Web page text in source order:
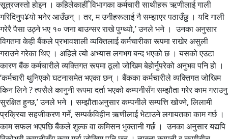
सूत्रजस्तो होइन । कहिलेकाहीँ विभागका कर्मचारी साथीहरू ऋणीलाई गाली
गरिदिनुप¥यो भनेर आउँछन् । तर, म उनीहरूलाई नै सम्झाएर पठाउँछु । यदि गाली
गरेरै पैसा उठ्ने भए १० जना बाउन्सर राखे पुग्थ्यो,’ उनले भने । उनका अनुसार
विगतमा केही बैंकले प्रभावशाली व्यक्तिलाई कर्मचारीका रूपमा राखेर असुली
गराउने गरेका थिए । अहिले त्यो अभ्यास लगभग बन्द भएको छ । यसको एउटा
कारण बैंक कर्मचारीले व्यक्तिगत रूपमा ठूलो जोखिम बेहोर्नुपरेको अनुभव पनि हो ।
‘कर्मचारी थुनिएको घटनासमेत भएका छन् । बैंकका कर्मचारीले व्यक्तिगत जोखिम
किन लिने ? त्यसैले कानुनी रूपमा दर्ता भएको कम्पनीसँग सम्झौता गरेर काम गराउनु
सुरक्षित हुन्छ,’ उनले भने । सम्झौताअनुसार कम्पनीले सम्पत्ति खोज्ने, लिलामी
प्रक्रिया सहजीकरण गर्ने, सम्पर्कविहीन ऋणीलाई भेटाउने लगायतका काम गर्छ ।
काम सफल भएपछि बैंकले शुल्क वा कमिसन भुक्तानी गर्छ । उनका अनुसार यद्यपि